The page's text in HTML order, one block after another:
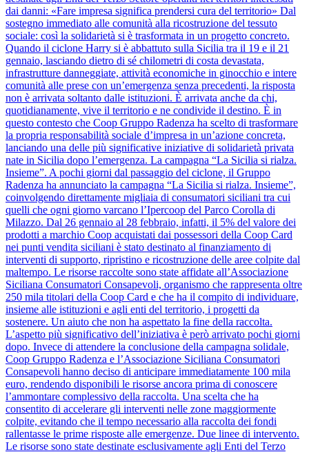
dai danni: «Fare impresa significa prendersi cura del territorio» Dal
sostegno immediato alle comunità alla ricostruzione del tessuto
sociale: così la solidarietà si è trasformata in un progetto concreto.
Quando il ciclone Harry si è abbattuto sulla Sicilia tra il 19 e il 21
gennaio, lasciando dietro di sé chilometri di costa devastata,
infrastrutture danneggiate, attività economiche in ginocchio e intere
comunità alle prese con un’emergenza senza precedenti, la risposta
non è arrivata soltanto dalle istituzioni. È arrivata anche da chi,
quotidianamente, vive il territorio e ne condivide il destino. È in
questo contesto che Coop Gruppo Radenza ha scelto di trasformare
la propria responsabilità sociale d’impresa in un’azione concreta,
lanciando una delle più significative iniziative di solidarietà privata
nate in Sicilia dopo l’emergenza. La campagna “La Sicilia si rialza.
Insieme”. A pochi giorni dal passaggio del ciclone, il Gruppo
Radenza ha annunciato la campagna “La Sicilia si rialza. Insieme”,
coinvolgendo direttamente migliaia di consumatori siciliani tra cui
quelli che ogni giorno varcano l’Ipercoop del Parco Corolla di
Milazzo. Dal 26 gennaio al 28 febbraio, infatti, il 5% del valore dei
prodotti a marchio Coop acquistati dai possessori della Coop Card
nei punti vendita siciliani è stato destinato al finanziamento di
interventi di supporto, ripristino e ricostruzione delle aree colpite dal
maltempo. Le risorse raccolte sono state affidate all’Associazione
Siciliana Consumatori Consapevoli, organismo che rappresenta oltre
250 mila titolari della Coop Card e che ha il compito di individuare,
insieme alle istituzioni e agli enti del territorio, i progetti da
sostenere. Un aiuto che non ha aspettato la fine della raccolta.
L’aspetto più significativo dell’iniziativa è però arrivato pochi giorni
dopo. Invece di attendere la conclusione della campagna solidale,
Coop Gruppo Radenza e l’Associazione Siciliana Consumatori
Consapevoli hanno deciso di anticipare immediatamente 100 mila
euro, rendendo disponibili le risorse ancora prima di conoscere
l’ammontare complessivo della raccolta. Una scelta che ha
consentito di accelerare gli interventi nelle zone maggiormente
colpite, evitando che il tempo necessario alla raccolta dei fondi
rallentasse le prime risposte alle emergenze. Due linee di intervento.
Le risorse sono state destinate esclusivamente agli Enti del Terzo